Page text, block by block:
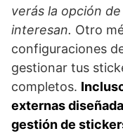
verás la opción
interesan. Otro
configuraciones
gestionar tus
completos.
externas
gestión de